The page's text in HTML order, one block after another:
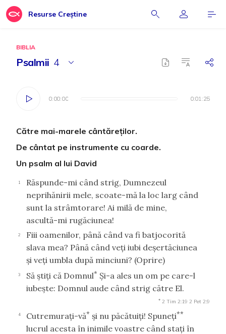
Resurse Creștine
BIBLIA
Psalmii 4
0:00:00 0:01:25
0:00:00 0:01:25
Către mai-marele cântăreţilor.
De cântat pe instrumente cu coarde.
Un psalm al lui David
1
Răspunde-mi când strig, Dumnezeul
neprihănirii mele, scoate-mă la loc larg când
sunt la strâmtorare! Ai milă de mine,
ascultă-mi rugăciunea!
2
Fiii oamenilor, până când va fi batjocorită
slava mea? Până când veţi iubi deşertăciunea
şi veţi umbla după minciuni? (Oprire)
3 Să ştiţi că Domnul* Şi-a ales un om pe care-l
iubeşte: Domnul aude când strig către El.
* 2 Tim 2:19 2 Pet 2:9
4 Cutremuraţi-vă* şi nu păcătuiţi! Spuneţi**
lucrul acesta în inimile voastre când staţi în